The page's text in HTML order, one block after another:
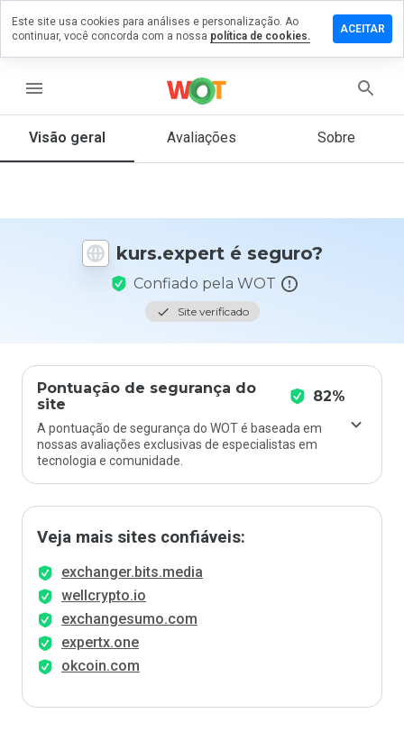
menu
Visão geral Avaliações Sobre
kurs.expert é seguro?
Confiado pela WOT
Site verificado
Pontuação de segurança do
site
82%
A pontuação de segurança do WOT é baseada em
nossas avaliações exclusivas de especialistas em
tecnologia e comunidade.
Veja mais sites confiáveis:
exchanger.bits.media
wellcrypto.io
exchangesumo.com
expertx.one
okcoin.com
um
que
Este site usa cookies para análises e personalização. Ao
continuar, você concorda com a nossa política de cookies.
ACEITAR